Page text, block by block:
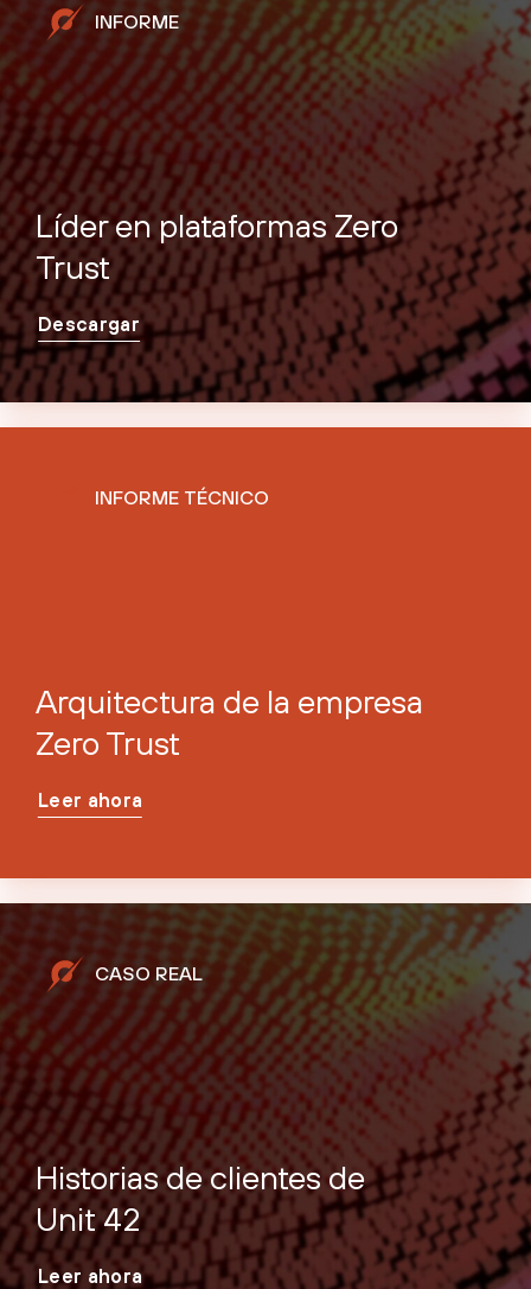
INFORME
Líder en plataformas Zero
Trust
Descargar
INFORME TÉCNICO
Arquitectura de la empresa
Zero Trust
Leer ahora
CASO REAL
Historias de clientes de
Unit 42
Leer ahora